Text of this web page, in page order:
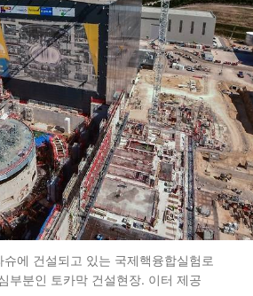
에 건설되고 있는 국제핵융합실험로
부분인 토카막 건설현장. 이터 제공